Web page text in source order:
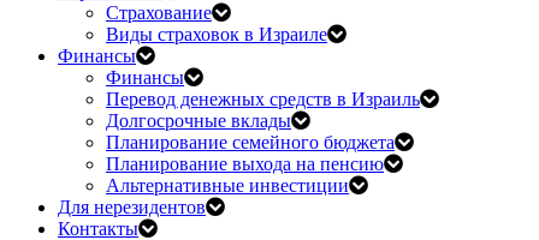
Страхование
Виды страховок в Израиле
Финансы
Финансы
Перевод денежных средств в Израиль
Долгосрочные вклады
Планирование семейного бюджета
Планирование выхода на пенсию
Альтернативные инвестиции
Для нерезидентов
Контакты